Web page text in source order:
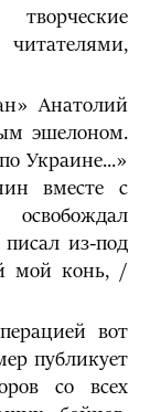
Анатолий
эшелоном.
Украине...»
вместе с
из-под
мой конь, /
вот
публикует
со всех